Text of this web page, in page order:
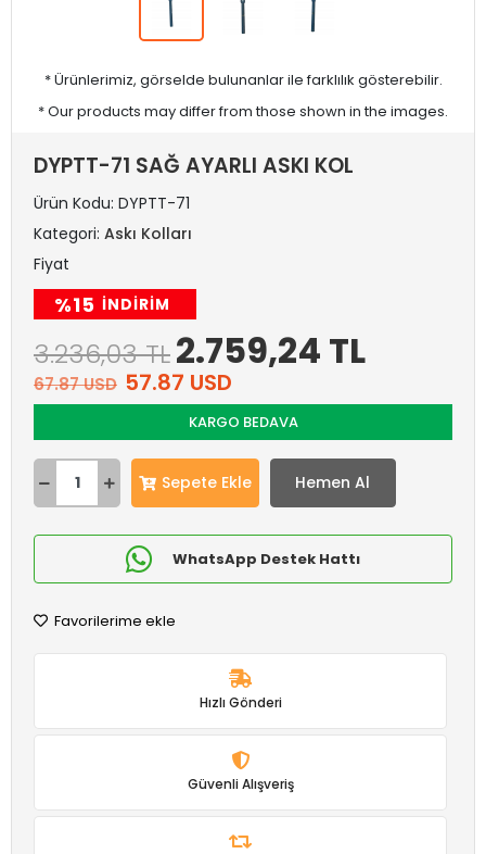
* Ürünlerimiz, görselde bulunanlar ile farklılık gösterebilir.
* Our products may differ from those shown in the images.
DYPTT-71 SAĞ AYARLI ASKI KOL
Ürün Kodu: DYPTT-71
Kategori: Askı Kolları
Fiyat
%15 INDIRIM
3.236,03 TL2.759,24 TL
67.87 USD 57.87 USD
KARGO BEDAVA
Sepete Ekle Hemen Al
WhatsApp Destek Hattı
Favorilerime ekle
Hızlı Gönderi
Güvenli Alışveriş